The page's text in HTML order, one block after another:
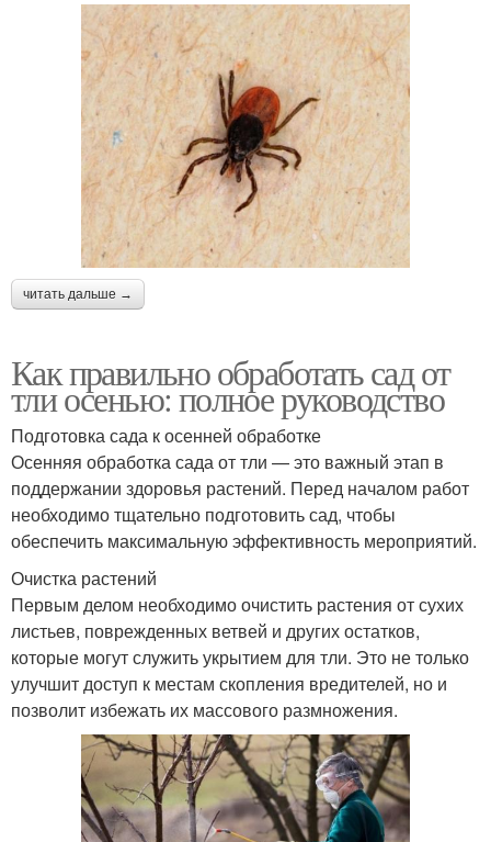
читать дальше →
Как правильно обработать сад от
тли осенью: полное руководство
Подготовка сада к осенней обработке
Осенняя обработка сада от тли — это важный этап в
поддержании здоровья растений. Перед началом работ
необходимо тщательно подготовить сад, чтобы
обеспечить максимальную эффективность мероприятий.
Очистка растений
Первым делом необходимо очистить растения от сухих
листьев, поврежденных ветвей и других остатков,
которые могут служить укрытием для тли. Это не только
улучшит доступ к местам скопления вредителей, но и
позволит избежать их массового размножения.